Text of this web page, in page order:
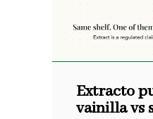
Extracto
vainilla vs